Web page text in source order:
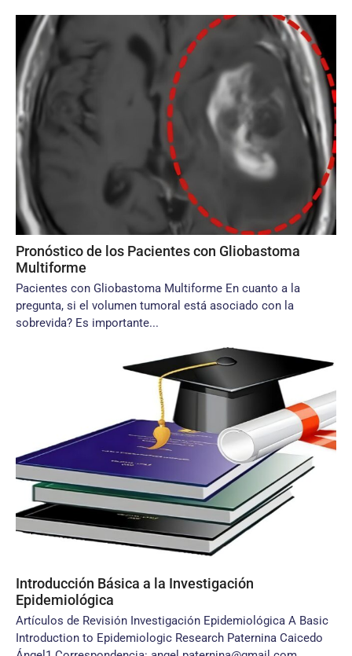
Pronóstico de los Pacientes con Gliobastoma
Multiforme
Pacientes con Gliobastoma Multiforme En cuanto a la
pregunta, si el volumen tumoral está asociado con la
sobrevida? Es importante...
Introducción Básica a la Investigación
Epidemiológica
Artículos de Revisión Investigación Epidemiológica A Basic
Introduction to Epidemiologic Research Paternina Caicedo